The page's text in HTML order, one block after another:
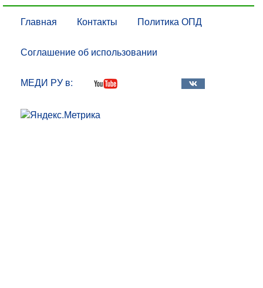
Главная Контакты Политика ОПД
Соглашение об использовании
МЕДИ РУ в: